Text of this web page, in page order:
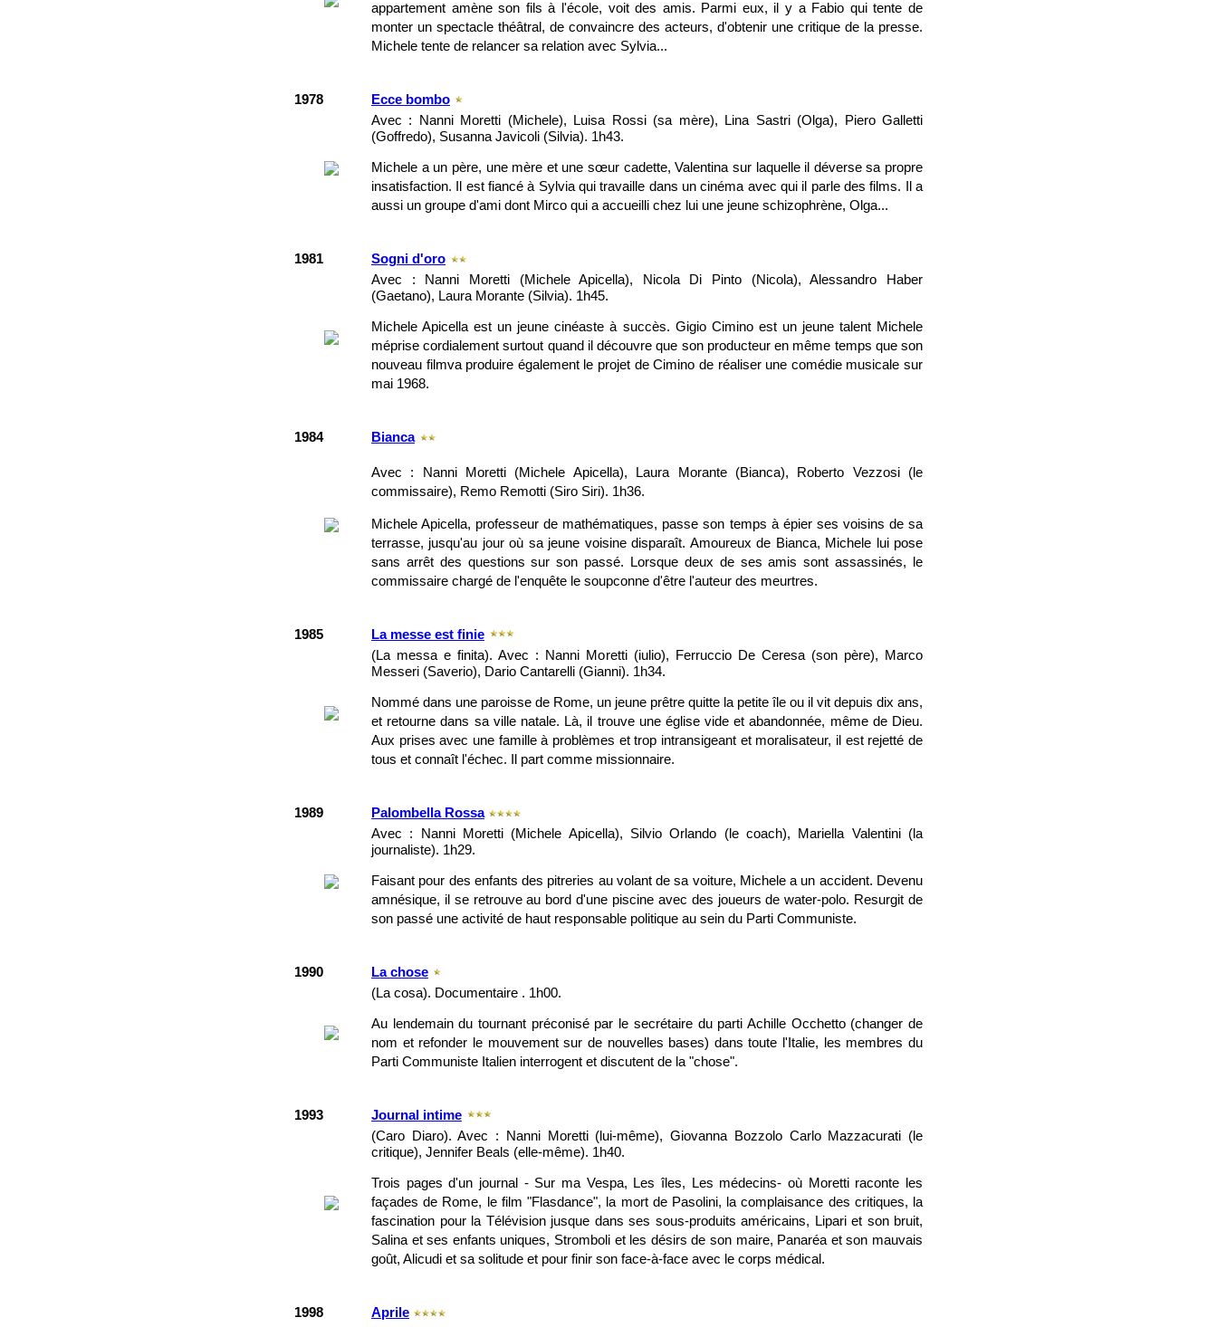
appartement amène son fils à l'école, voit des amis. Parmi eux, il y a Fabio qui tente de
monter un spectacle théâtral, de convaincre des acteurs, d'obtenir une critique de la presse.
Michele tente de relancer sa relation avec Sylvia...
1978
Ecce bombo
Avec : Nanni Moretti (Michele), Luisa Rossi (sa mère), Lina Sastri (Olga), Piero Galletti
(Goffredo), Susanna Javicoli (Silvia). 1h43.
Michele a un père, une mère et une sœur cadette, Valentina sur laquelle il déverse sa propre
insatisfaction. Il est fiancé à Sylvia qui travaille dans un cinéma avec qui il parle des films. Il a
aussi un groupe d'ami dont Mirco qui a accueilli chez lui une jeune schizophrène, Olga...
1981
Sogni d'oro
Avec : Nanni Moretti (Michele Apicella), Nicola Di Pinto (Nicola), Alessandro Haber
(Gaetano), Laura Morante (Silvia). 1h45.
Michele Apicella est un jeune cinéaste à succès. Gigio Cimino est un jeune talent Michele
méprise cordialement surtout quand il découvre que son producteur en même temps que son
nouveau filmva produire également le projet de Cimino de réaliser une comédie musicale sur
mai 1968.
1984 Bianca
Avec : Nanni Moretti (Michele Apicella), Laura Morante (Bianca), Roberto Vezzosi (le
commissaire), Remo Remotti (Siro Siri). 1h36.
Michele Apicella, professeur de mathématiques, passe son temps à épier ses voisins de sa
terrasse, jusqu'au jour où sa jeune voisine disparaît. Amoureux de Bianca, Michele lui pose
sans arrêt des questions sur son passé. Lorsque deux de ses amis sont assassinés, le
commissaire chargé de l'enquête le soupconne d'être l'auteur des meurtres.
1985
La messe est finie
(La messa e finita). Avec : Nanni Moretti (iulio), Ferruccio De Ceresa (son père), Marco
Messeri (Saverio), Dario Cantarelli (Gianni). 1h34.
Nommé dans une paroisse de Rome, un jeune prêtre quitte la petite île ou il vit depuis dix ans,
et retourne dans sa ville natale. Là, il trouve une église vide et abandonnée, même de Dieu.
Aux prises avec une famille à problèmes et trop intransigeant et moralisateur, il est rejetté de
tous et connaît l'échec. Il part comme missionnaire.
1989
Palombella Rossa
Avec : Nanni Moretti (Michele Apicella), Silvio Orlando (le coach), Mariella Valentini (la
journaliste). 1h29.
Faisant pour des enfants des pitreries au volant de sa voiture, Michele a un accident. Devenu
amnésique, il se retrouve au bord d'une piscine avec des joueurs de water-polo. Resurgit de
son passé une activité de haut responsable politique au sein du Parti Communiste.
1990
La chose
(La cosa). Documentaire . 1h00.
Au lendemain du tournant préconisé par le secrétaire du parti Achille Occhetto (changer de
nom et refonder le mouvement sur de nouvelles bases) dans toute l'Italie, les membres du
Parti Communiste Italien interrogent et discutent de la "chose".
1993
Journal intime
(Caro Diaro). Avec : Nanni Moretti (lui-même), Giovanna Bozzolo Carlo Mazzacurati (le
critique), Jennifer Beals (elle-même). 1h40.
Trois pages d'un journal - Sur ma Vespa, Les îles, Les médecins- où Moretti raconte les
façades de Rome, le film "Flasdance", la mort de Pasolini, la complaisance des critiques, la
fascination pour la Télévision jusque dans ses sous-produits américains, Lipari et son bruit,
Salina et ses enfants uniques, Stromboli et les désirs de son maire, Panaréa et son mauvais
goût, Alicudi et sa solitude et pour finir son face-à-face avec le corps médical.
1998
Aprile